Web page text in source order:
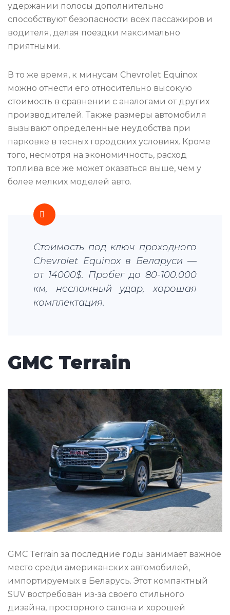
удержании полосы дополнительно
способствуют безопасности всех пассажиров и
водителя, делая поездки максимально
приятными.
В то же время, к минусам Chevrolet Equinox
можно отнести его относительно высокую
стоимость в сравнении с аналогами от других
производителей. Также размеры автомобиля
вызывают определенные неудобства при
парковке в тесных городских условиях. Кроме
того, несмотря на экономичность, расход
топлива все же может оказаться выше, чем у
более мелких моделей авто.
Стоимость под ключ проходного
Chevrolet Equinox в Беларуси —
от 14000$. Пробег до 80-100.000
км, несложный удар, хорошая
комплектация.
GMC Terrain
GMC Terrain за последние годы занимает важное
место среди американских автомобилей,
импортируемых в Беларусь. Этот компактный
SUV востребован из-за своего стильного
дизайна, просторного салона и хорошей